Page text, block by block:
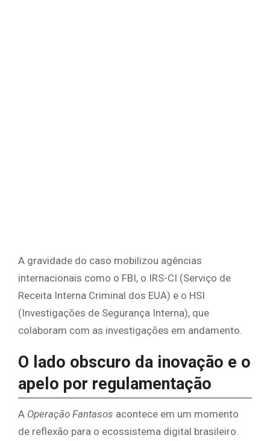
A gravidade do caso mobilizou agências
internacionais como o FBI, o IRS-CI (Serviço de
Receita Interna Criminal dos EUA) e o HSI
(Investigações de Segurança Interna), que
colaboram com as investigações em andamento.
O lado obscuro da inovação e o
apelo por regulamentação
A Operação Fantasos acontece em um momento
de reflexão para o ecossistema digital brasileiro.